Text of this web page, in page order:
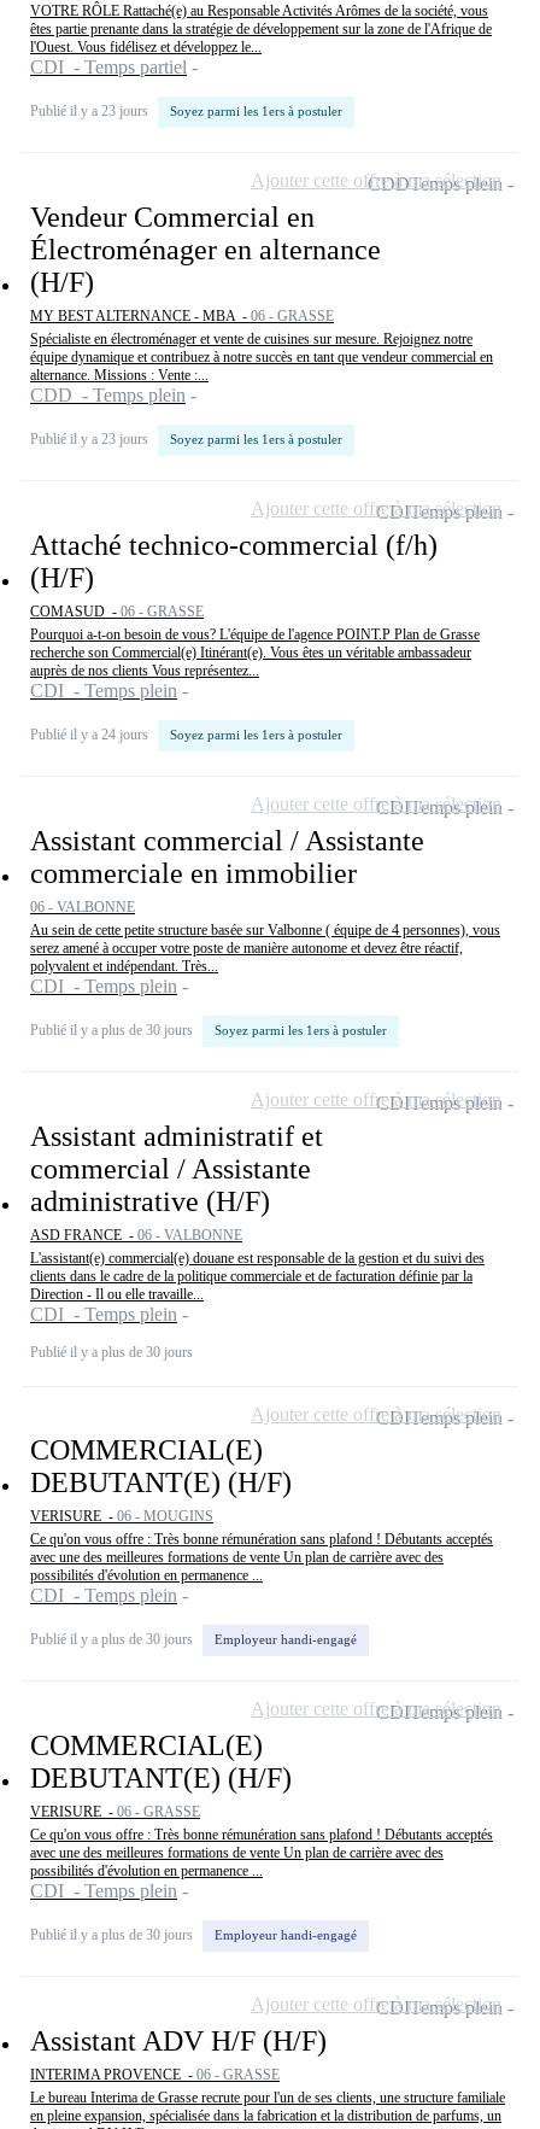
VOTRE RÔLE Rattaché(e) au Responsable Activités Arômes de la société, vous
êtes partie prenante dans la stratégie de développement sur la zone de l'Afrique de
l'Ouest. Vous fidélisez et développez le...
CDI - Temps partiel
Publié il y a 23 jours Soyez parmi les 1ers à postuler
Vendeur Commercial en
Électroménager en alternance
(H/F)
MY BEST ALTERNANCE - MBA - 06 - GRASSE
Spécialiste en électroménager et vente de cuisines sur mesure. Rejoignez notre
équipe dynamique et contribuez à notre succès en tant que vendeur commercial en
alternance. Missions : Vente :...
CDD - Temps plein
Publié il y a 23 jours Soyez parmi les 1ers à postuler
CDDTemps plein
Ajouter cette offre à ma sélection
Attaché technico-commercial (f/h)
(H/F)
COMASUD - 06 - GRASSE
Pourquoi a-t-on besoin de vous? L'équipe de l'agence POINT.P Plan de Grasse
recherche son Commercial(e) Itinérant(e). Vous êtes un véritable ambassadeur
auprès de nos clients Vous représentez...
CDI - Temps plein
Publié il y a 24 jours Soyez parmi les 1ers à postuler
CDITemps plein
Ajouter cette offre à ma sélection
Assistant commercial / Assistante
commerciale en immobilier
06 - VALBONNE
Au sein de cette petite structure basée sur Valbonne ( équipe de 4 personnes), vous
serez amené à occuper votre poste de manière autonome et devez être réactif,
polyvalent et indépendant. Très...
CDI - Temps plein
Publié il y a plus de 30 jours Soyez parmi les 1ers à postuler
CDITemps plein
Ajouter cette offre à ma sélection
Assistant administratif et
commercial / Assistante
administrative (H/F)
ASD FRANCE - 06 - VALBONNE
L'assistant(e) commercial(e) douane est responsable de la gestion et du suivi des
clients dans le cadre de la politique commerciale et de facturation définie par la
Direction - Il ou elle travaille...
CDI - Temps plein
Publié il y a plus de 30 jours
CDITemps plein
Ajouter cette offre à ma sélection
COMMERCIAL(E)
DEBUTANT(E) (H/F)
VERISURE - 06 - MOUGINS
Ce qu'on vous offre : Très bonne rémunération sans plafond ! Débutants acceptés
avec une des meilleures formations de vente Un plan de carrière avec des
possibilités d'évolution en permanence ...
CDI - Temps plein
Publié il y a plus de 30 jours Employeur handi-engagé
CDITemps plein
Ajouter cette offre à ma sélection
COMMERCIAL(E)
DEBUTANT(E) (H/F)
VERISURE - 06 - GRASSE
Ce qu'on vous offre : Très bonne rémunération sans plafond ! Débutants acceptés
avec une des meilleures formations de vente Un plan de carrière avec des
possibilités d'évolution en permanence ...
CDI - Temps plein
Publié il y a plus de 30 jours Employeur handi-engagé
CDITemps plein
Ajouter cette offre à ma sélection
Assistant ADV H/F (H/F)
INTERIMA PROVENCE - 06 - GRASSE
Le bureau Interima de Grasse recrute pour l'un de ses clients, une structure familiale
en pleine expansion, spécialisée dans la fabrication et la distribution de parfums, un
CDITemps plein
Ajouter cette offre à ma sélection